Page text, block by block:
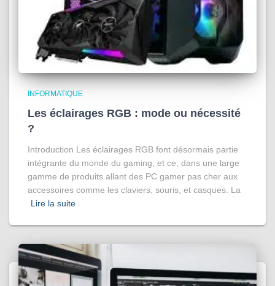
INFORMATIQUE
Les éclairages RGB : mode ou nécessité
?
Introduction Les éclairages RGB font désormais partie
intégrante du monde du gaming, et ce, dans une large
gamme de produits allant des PC gamer pas cher aux
accessoires comme les claviers, souris, et casques. La
Lire la suite